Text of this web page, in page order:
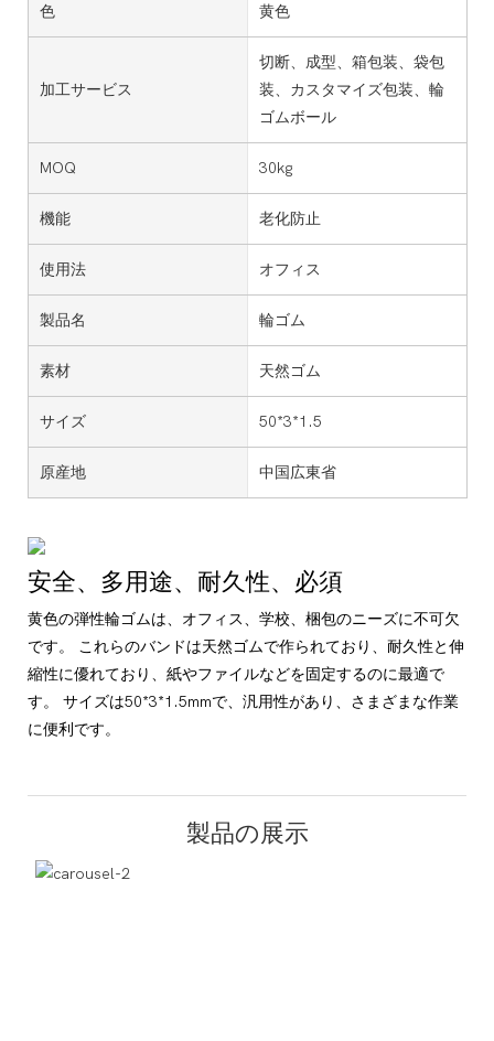
色 黄色
加工サービス
切断、成型、箱包装、袋包
装、カスタマイズ包装、輪
ゴムボール
MOQ 30kg
機能 老化防止
使用法 オフィス
製品名 輪ゴム
素材 天然ゴム
サイズ 50*3*1.5
原産地 中国広東省
安全、多用途、耐久性、必須
黄色の弾性輪ゴムは、オフィス、学校、梱包のニーズに不可欠
です。 これらのバンドは天然ゴムで作られており、耐久性と伸
縮性に優れており、紙やファイルなどを固定するのに最適で
す。 サイズは50*3*1.5mmで、汎用性があり、さまざまな作業
に便利です。
製品の展示